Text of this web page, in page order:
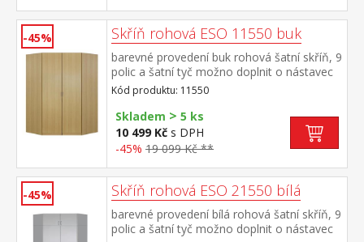
-45% Skříň rohová ESO 11550 buk
barevné provedení buk rohová šatní skříň, 9
polic a šatní tyč možno doplnit o nástavec
11555
Kód produktu: 11550
Skladem > 5 ks
10 499 Kč s DPH
-45% 19 099 Kč **
-45% Skříň rohová ESO 21550 bílá
barevné provedení bílá rohová šatní skříň, 9
polic a šatní tyč možno doplnit o nástavec